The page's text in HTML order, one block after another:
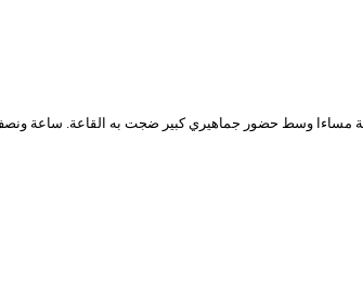
من “تعابير مبهرة” للتعاونية الثقافية والفنية “نوارة إيدامي” يوم الخميس 02 ماي 2024 في الساعة السادسة مساءا وسط حضور